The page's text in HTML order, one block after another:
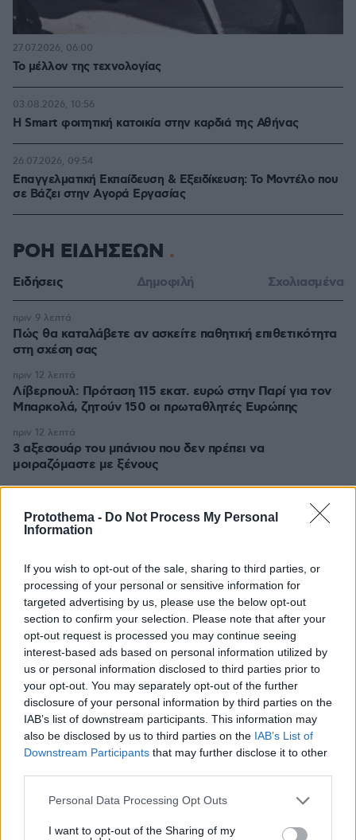
Protothema - Do Not Process My Personal
Information
If you wish to opt-out of the sale, sharing to third parties, or
processing of your personal or sensitive information for
targeted advertising by us, please use the below opt-out
section to confirm your selection. Please note that after your
opt-out request is processed you may continue seeing
interest-based ads based on personal information utilized by
us or personal information disclosed to third parties prior to
your opt-out. You may separately opt-out of the further
disclosure of your personal information by third parties on the
IAB’s list of downstream participants. This information may
also be disclosed by us to third parties on the IAB’s List of
Downstream Participants that may further disclose it to other
Please note that this website/app uses one or more Google
not limited to your visit or usage behaviour. You may click to
Personal Data Processing Opt Outs
I want to opt-out of the Sharing of my
Το μέλλον της τεχνολογίας
27.07.2026, 06:00
Η Smart φοιτητική κατοικία στην καρδιά της Αθήνας
03.08.2026, 10:56
Επαγγελματική Εκπαίδευση & Εξειδίκευση: Το Mοντέλο που
σε Bάζει στην Aγορά Eργασίας
26.07.2026, 09:54
ΡΟΗ ΕΙΔΗΣΕΩΝ
Ειδήσεις Δημοφιλή Σχολιασμένα
Πώς θα καταλάβετε αν ασκείτε παθητική επιθετικότητα
στη σχέση σας
πριν 9 λεπτά
Λίβερπουλ: Πρόταση 115 εκατ. ευρώ στην Παρί για τον
Μπαρκολά, ζητούν 150 οι πρωταθλητές Ευρώπης
πριν 12 λεπτά
3 αξεσουάρ του μπάνιου που δεν πρέπει να
μοιραζόμαστε με ξένους
πριν 12 λεπτά
αίθουσας χορού του Τραμπ στον Λευκό Οίκο
πριν 15 λεπτά
Νηστεία Δεκαπενταύγουστου: 20 μελωμένα φαγητά
κατσαρόλας
Ο ΣΚΑΪ έλυσε τη συνεργασία του με τον διευθύνοντα
σύμβουλο, Γρηγόρη Δημητριάδη, δείτε την επίσημη
ανακοίνωση
πριν 21 λεπτά
«Πέρασα 4 υπέροχα χρόνια, φεύγω με βαθιά αγάπη για
την Ελλάδα»: Ο Νόαμ Κατζ αποχωρεί από πρέσβης στην
Αθήνα
πριν 23 λεπτά
πριν 24 λεπτά
Με «Δούρειο Ίππο» την task force της CIA και οδηγό το